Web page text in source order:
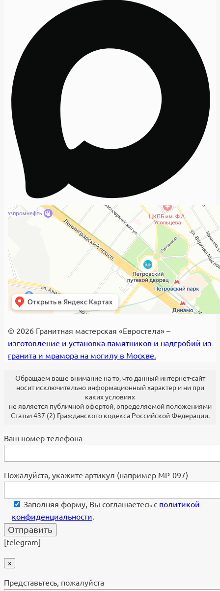
© 2026 Гранитная мастерская «Евростела» –
изготовление и установка памятников и надгробий из
гранита и мрамора на могилу в Москве.
Обращаем ваше внимание на то, что данный интернет-сайт
носит исключительно информационный характер и ни при
каких условиях
не является публичной офертой, определяемой положениями
Статьи 437 (2) Гражданского кодекса Российской Федерации.
Ваш номер телефона
Пожалуйста, укажите артикул (например МР-097)
Заполняя форму, Вы соглашаетесь с политикой
конфиденциальности.
[telegram]
×
Представьтесь, пожалуйста